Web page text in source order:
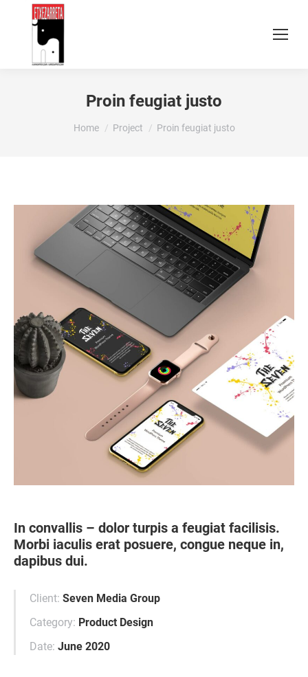
Proin feugiat justo
You are here:
Home Project Proin feugiat justo
In convallis – dolor turpis a feugiat facilisis.
Morbi iaculis erat posuere, congue neque in,
dapibus dui.
Client: Seven Media Group
Category: Product Design
Date: June 2020